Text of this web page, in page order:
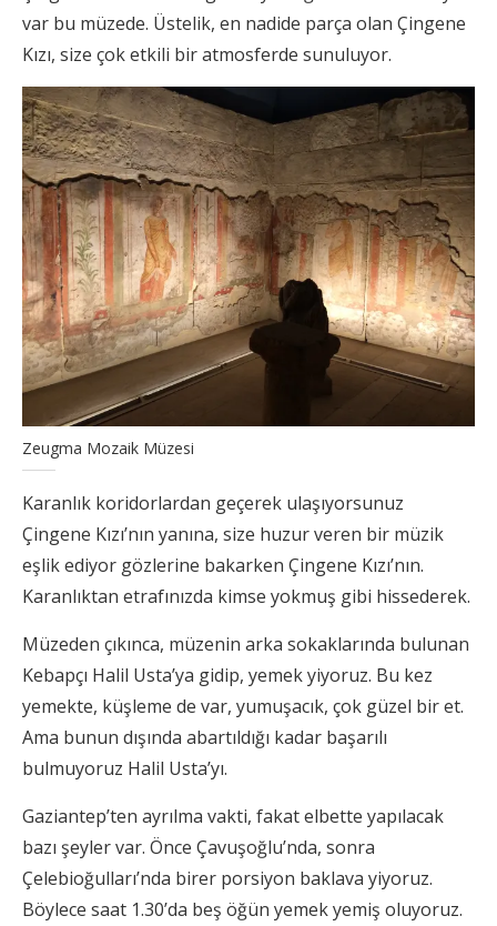
var bu müzede. Üstelik, en nadide parça olan Çingene
Kızı, size çok etkili bir atmosferde sunuluyor.
Zeugma Mozaik Müzesi
Karanlık koridorlardan geçerek ulaşıyorsunuz
Çingene Kızı’nın yanına, size huzur veren bir müzik
eşlik ediyor gözlerine bakarken Çingene Kızı’nın.
Karanlıktan etrafınızda kimse yokmuş gibi hissederek.
Müzeden çıkınca, müzenin arka sokaklarında bulunan
Kebapçı Halil Usta’ya gidip, yemek yiyoruz. Bu kez
yemekte, küşleme de var, yumuşacık, çok güzel bir et.
Ama bunun dışında abartıldığı kadar başarılı
bulmuyoruz Halil Usta’yı.
Gaziantep’ten ayrılma vakti, fakat elbette yapılacak
bazı şeyler var. Önce Çavuşoğlu’nda, sonra
Çelebioğulları’nda birer porsiyon baklava yiyoruz.
Böylece saat 1.30’da beş öğün yemek yemiş oluyoruz.